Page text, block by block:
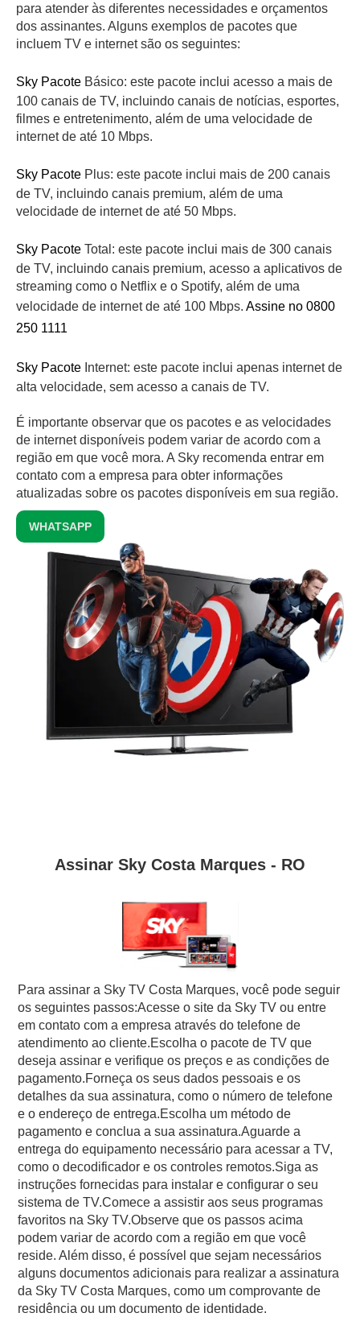
para atender às diferentes necessidades e orçamentos
dos assinantes. Alguns exemplos de pacotes que
incluem TV e internet são os seguintes:
Sky Pacote Básico: este pacote inclui acesso a mais de
100 canais de TV, incluindo canais de notícias, esportes,
filmes e entretenimento, além de uma velocidade de
internet de até 10 Mbps.
Sky Pacote Plus: este pacote inclui mais de 200 canais
de TV, incluindo canais premium, além de uma
velocidade de internet de até 50 Mbps.
Sky Pacote Total: este pacote inclui mais de 300 canais
de TV, incluindo canais premium, acesso a aplicativos de
streaming como o Netflix e o Spotify, além de uma
velocidade de internet de até 100 Mbps. Assine no 0800
250 1111
Sky Pacote Internet: este pacote inclui apenas internet de
alta velocidade, sem acesso a canais de TV.
É importante observar que os pacotes e as velocidades
de internet disponíveis podem variar de acordo com a
região em que você mora. A Sky recomenda entrar em
contato com a empresa para obter informações
atualizadas sobre os pacotes disponíveis em sua região.
WHATSAPP
Assinar Sky Costa Marques - RO
Para assinar a Sky TV Costa Marques, você pode seguir
os seguintes passos:Acesse o site da Sky TV ou entre
em contato com a empresa através do telefone de
atendimento ao cliente.Escolha o pacote de TV que
deseja assinar e verifique os preços e as condições de
pagamento.Forneça os seus dados pessoais e os
detalhes da sua assinatura, como o número de telefone
e o endereço de entrega.Escolha um método de
pagamento e conclua a sua assinatura.Aguarde a
entrega do equipamento necessário para acessar a TV,
como o decodificador e os controles remotos.Siga as
instruções fornecidas para instalar e configurar o seu
sistema de TV.Comece a assistir aos seus programas
favoritos na Sky TV.Observe que os passos acima
podem variar de acordo com a região em que você
reside. Além disso, é possível que sejam necessários
alguns documentos adicionais para realizar a assinatura
da Sky TV Costa Marques, como um comprovante de
residência ou um documento de identidade.